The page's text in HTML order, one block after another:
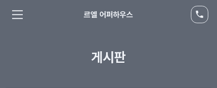
르엘 어퍼하우스
게시판